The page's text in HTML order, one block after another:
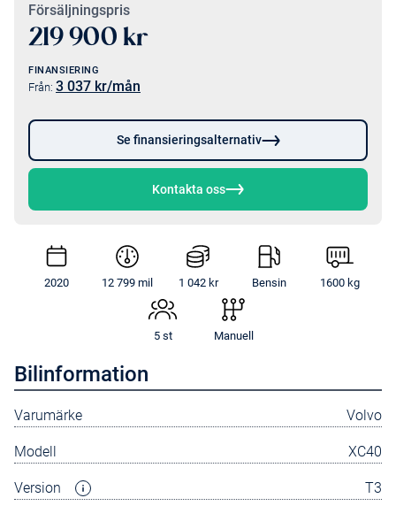
Försäljningspris
219 900 kr
FINANSIERING
Från: 3 037 kr/mån
Se finansieringsalternativ
Kontakta oss
2020 12 799 mil 1 042 kr Bensin 1600 kg
5 st Manuell
Bilinformation
Varumärke Volvo
Modell XC40
Version T3